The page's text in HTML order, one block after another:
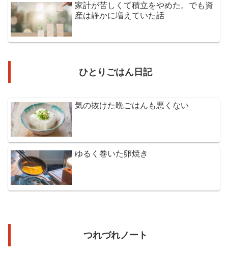
家計が苦しくて積立をやめた。でも資
産は静かに増えていた話
ひとりごはん日記
気の抜けた晩ごはんも悪くない
ゆるく巻いた卵焼き
つれづれノート